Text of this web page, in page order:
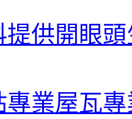
提供開眼
專業屋瓦